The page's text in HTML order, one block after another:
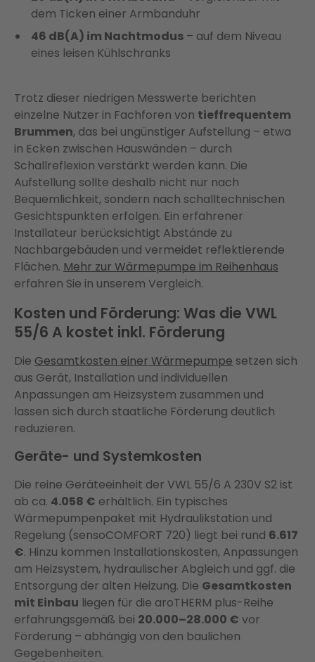
dem Ticken einer Armbanduhr
46 dB(A) im Nachtmodus – auf dem Niveau
eines leisen Kühlschranks
Trotz dieser niedrigen Messwerte berichten
einzelne Nutzer in Fachforen von tieffrequentem
Brummen, das bei ungünstiger Aufstellung – etwa
in Ecken zwischen Hauswänden – durch
Schallreflexion verstärkt werden kann. Die
Aufstellung sollte deshalb nicht nur nach
Bequemlichkeit, sondern nach schalltechnischen
Gesichtspunkten erfolgen. Ein erfahrener
Installateur berücksichtigt Abstände zu
Nachbargebäuden und vermeidet reflektierende
Flächen. Mehr zur Wärmepumpe im Reihenhaus
erfahren Sie in unserem Vergleich.
Kosten und Förderung: Was die VWL
55/6 A kostet inkl. Förderung
Die Gesamtkosten einer Wärmepumpe setzen sich
aus Gerät, Installation und individuellen
Anpassungen am Heizsystem zusammen und
lassen sich durch staatliche Förderung deutlich
reduzieren.
Geräte- und Systemkosten
Die reine Geräteeinheit der VWL 55/6 A 230V S2 ist
ab ca. 4.058 € erhältlich. Ein typisches
Wärmepumpenpaket mit Hydraulikstation und
Regelung (sensoCOMFORT 720) liegt bei rund 6.617
€. Hinzu kommen Installationskosten, Anpassungen
am Heizsystem, hydraulischer Abgleich und ggf. die
Entsorgung der alten Heizung. Die Gesamtkosten
mit Einbau liegen für die aroTHERM plus-Reihe
erfahrungsgemäß bei 20.000–28.000 € vor
Förderung – abhängig von den baulichen
Gegebenheiten.